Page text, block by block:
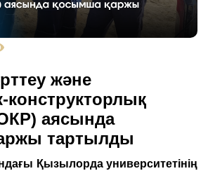
және
конструкторлық
аясында
тартылды
Қызылорда университетінің